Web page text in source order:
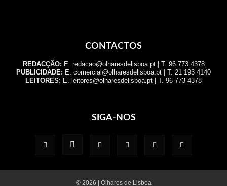
CONTACTOS
REDACÇÃO: E. redacao@olharesdelisboa.pt | T. 96 773 4378
PUBLICIDADE: E. comercial@olharesdelisboa.pt | T. 21 193 4140
LEITORES: E. leitores@olharesdelisboa.pt | T. 96 773 4378
SIGA-NOS
© 2026 | Olhares de Lisboa